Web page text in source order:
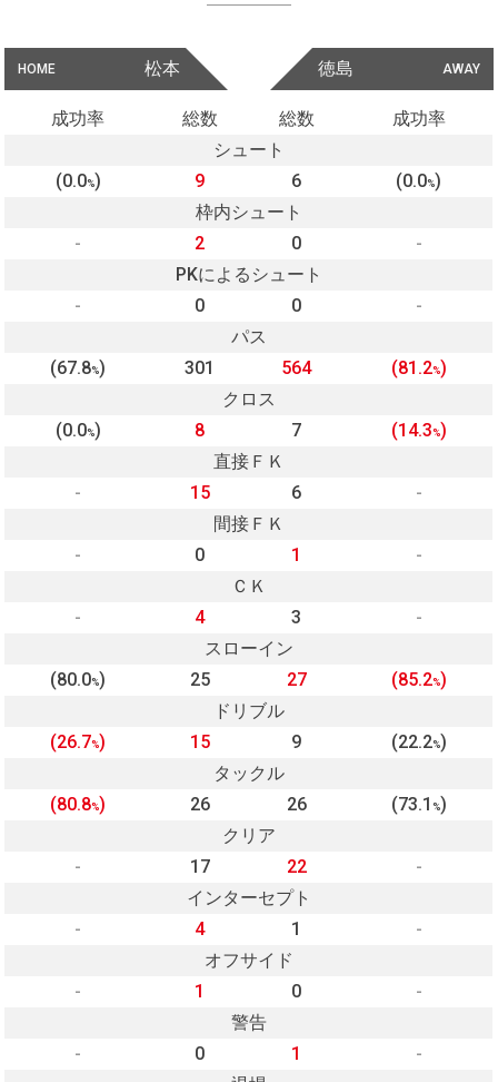
HOME 松本 AWAY
徳島
成功率 総数 総数
成功率
シュート
(0.0%) 9 6 (0.0%)
枠内シュート
-
2 0
-
PKによるシュート
-
0 0
-
パス
(67.8%) 301 564 (81.2%)
クロス
(0.0%) 8 7 (14.3%)
直接ＦＫ
-
15 6
-
間接ＦＫ
-
0 1
-
ＣＫ
-
4 3
-
スローイン
(80.0%) 25 27 (85.2%)
ドリブル
(26.7%) 15 9 (22.2%)
タックル
(80.8%) 26 26 (73.1 %)
クリア
-
17 22
-
インターセプト
-
4 1
-
オフサイド
-
1 0
-
警告
-
0 1
-